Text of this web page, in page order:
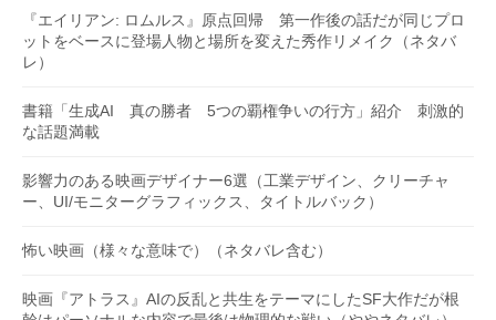
『エイリアン: ロムルス』原点回帰 第一作後の話だが同じプロ
ットをベースに登場人物と場所を変えた秀作リメイク（ネタバ
レ）
書籍「生成AI 真の勝者 5つの覇権争いの行方」紹介 刺激的
な話題満載
影響力のある映画デザイナー6選（工業デザイン、クリーチャ
ー、UI/モニターグラフィックス、タイトルバック）
怖い映画（様々な意味で）（ネタバレ含む）
映画『アトラス』AIの反乱と共生をテーマにしたSF大作だが根